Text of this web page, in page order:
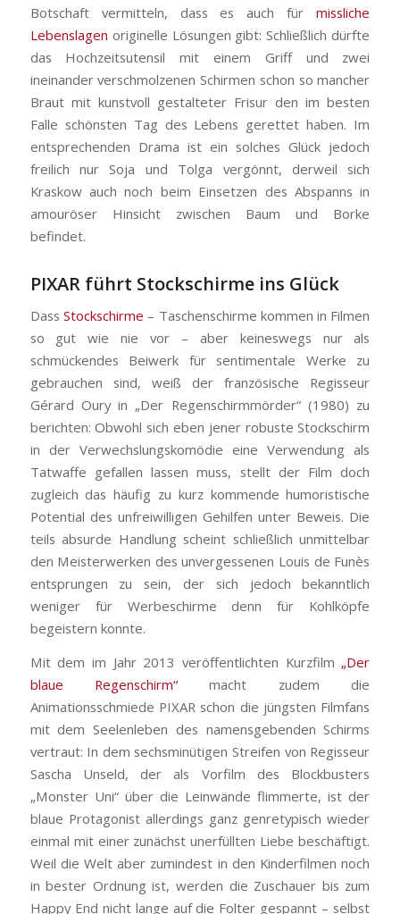
Botschaft vermitteln, dass es auch fürmissliche
Lebenslagen originelle Lösungen gibt: Schließlich dürfte
das Hochzeitsutensil mit einem Griff und zwei
ineinander verschmolzenen Schirmen schon so mancher
Braut mit kunstvoll gestalteter Frisur den im besten
Falle schönsten Tag des Lebens gerettet haben. Im
entsprechenden Drama ist ein solches Glück jedoch
freilich nur Soja und Tolga vergönnt, derweil sich
Kraskow auch noch beim Einsetzen des Abspanns in
amouröser Hinsicht zwischen Baum und Borke
befindet.
PIXAR führt Stockschirme ins Glück
Dass Stockschirme – Taschenschirme kommen in Filmen
so gut wie nie vor – aber keineswegs nur als
schmückendes Beiwerk für sentimentale Werke zu
gebrauchen sind, weiß der französische Regisseur
Gérard Oury in „Der Regenschirmmörder“ (1980) zu
berichten: Obwohl sich eben jener robuste Stockschirm
in der Verwechslungskomödie eine Verwendung als
Tatwaffe gefallen lassen muss, stellt der Film doch
zugleich das häufig zu kurz kommende humoristische
Potential des unfreiwilligen Gehilfen unter Beweis. Die
teils absurde Handlung scheint schließlich unmittelbar
den Meisterwerken des unvergessenen Louis de Funès
entsprungen zu sein, der sich jedoch bekanntlich
weniger für Werbeschirme denn für Kohlköpfe
begeistern konnte.
Mit dem im Jahr 2013 veröffentlichten Kurzfilm „Der
blaue Regenschirm“ macht zudem die
Animationsschmiede PIXAR schon die jüngsten Filmfans
mit dem Seelenleben des namensgebenden Schirms
vertraut: In dem sechsminütigen Streifen von Regisseur
Sascha Unseld, der als Vorfilm des Blockbusters
„Monster Uni“ über die Leinwände flimmerte, ist der
blaue Protagonist allerdings ganz genretypisch wieder
einmal mit einer zunächst unerfüllten Liebe beschäftigt.
Weil die Welt aber zumindest in den Kinderfilmen noch
in bester Ordnung ist, werden die Zuschauer bis zum
Happy End nicht lange auf die Folter gespannt – selbst